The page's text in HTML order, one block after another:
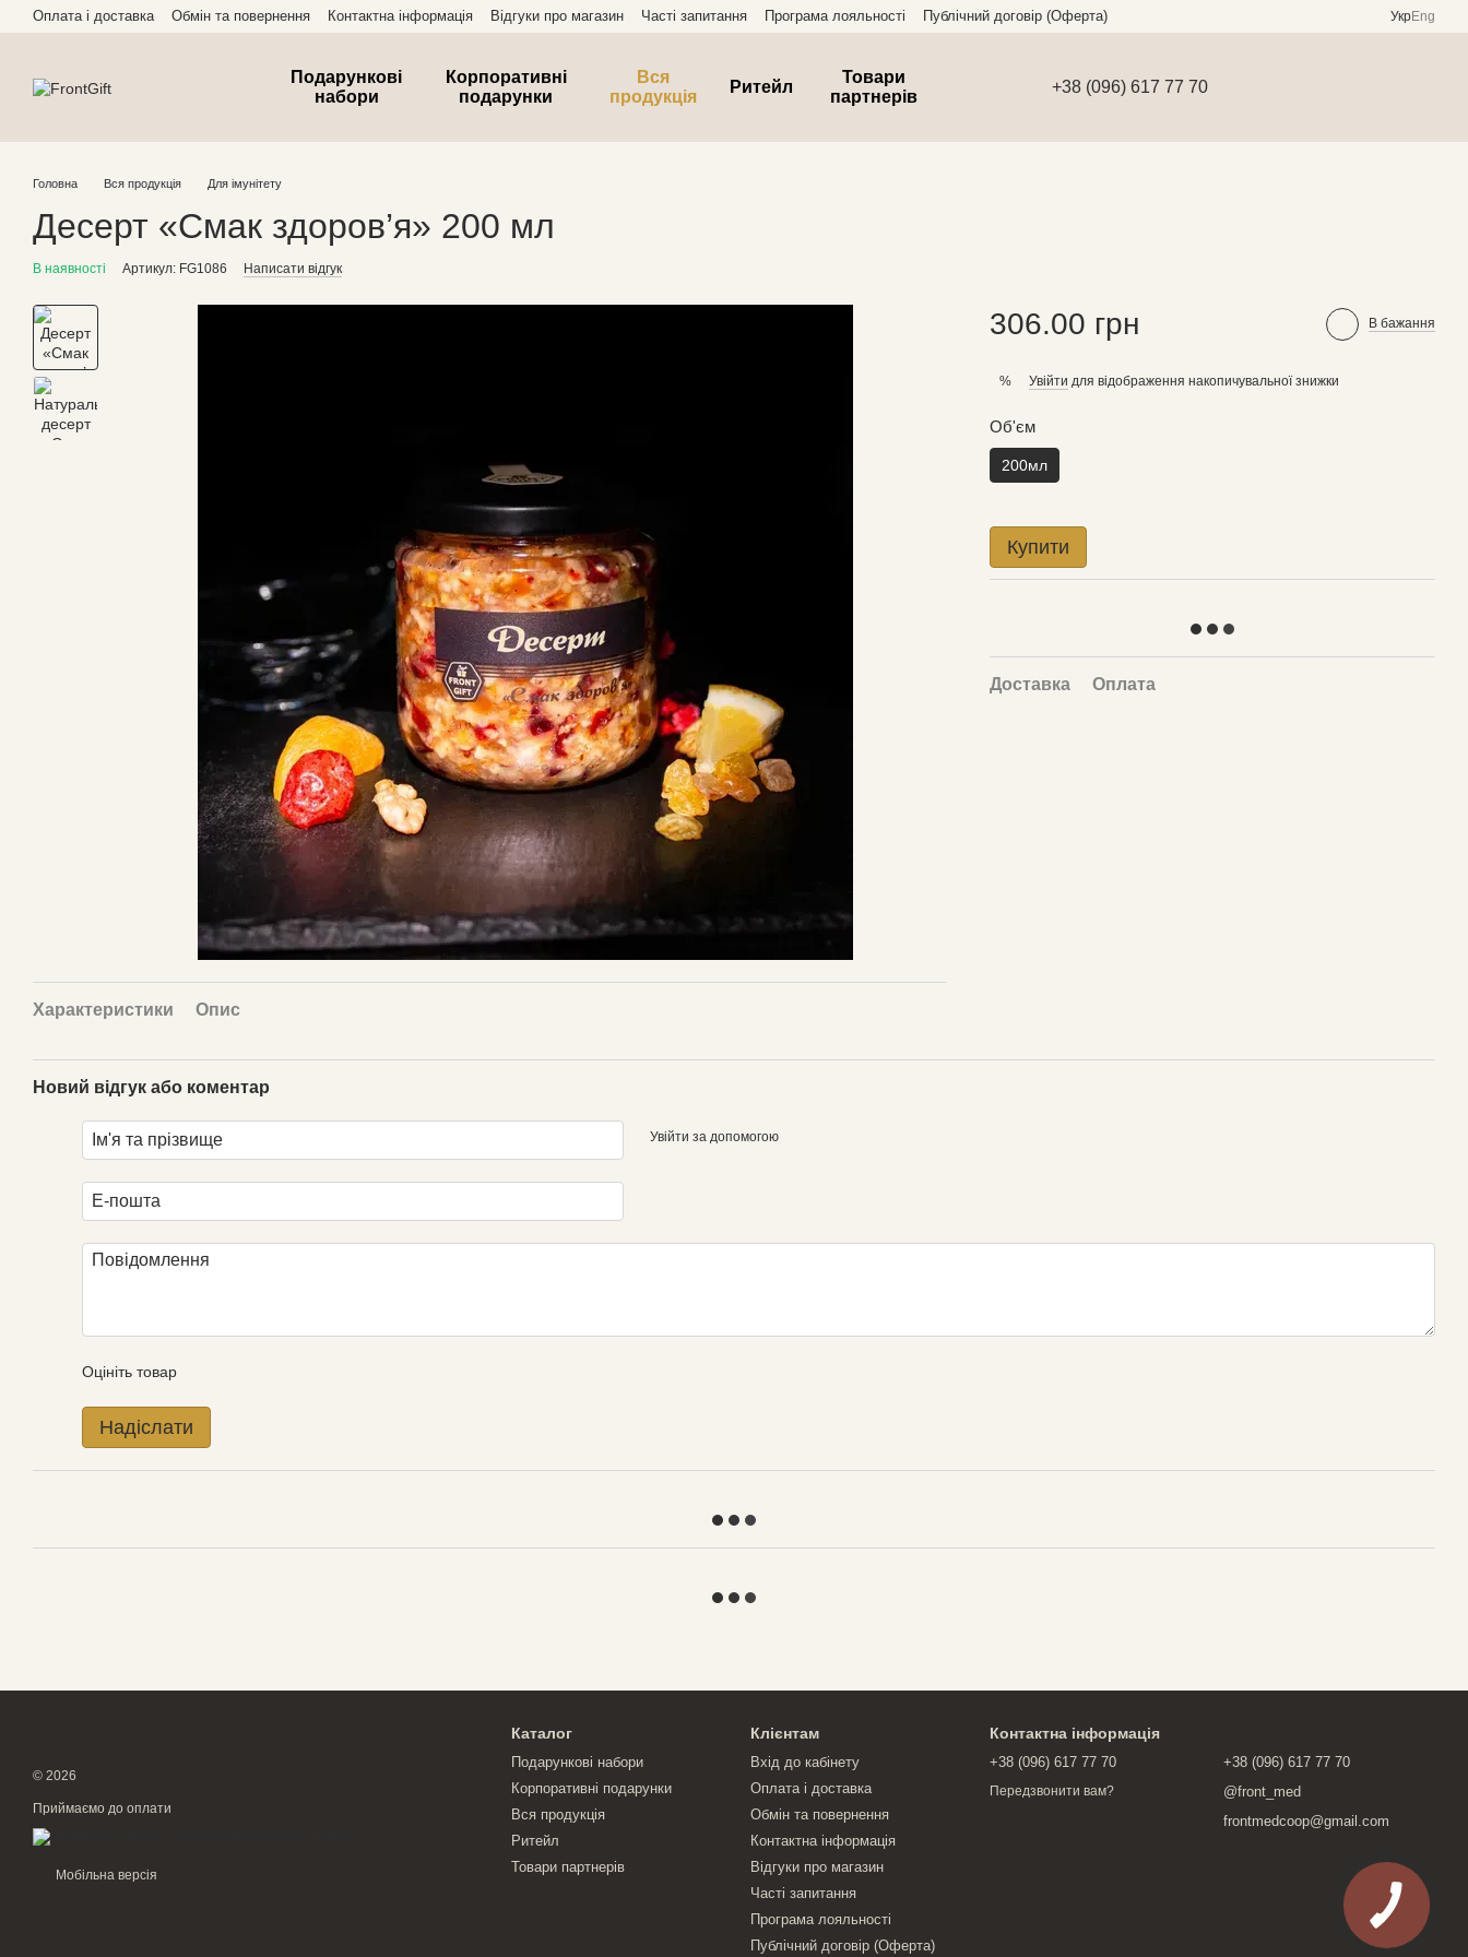
Перейти до основного контенту
Оплата і доставка Обмін та повернення Контактна інформація Відгуки про магазин Часті запитання Програма лояльності Публічний договір (Оферта) УкрEng
Подарункові
набори
Корпоративні
подарунки
Вся
продукція
Ритейл
Товари
партнерів
+38 (096) 617 77 70
Головна Вся продукція Для імунітету
Десерт «Смак здоров’я» 200 мл
В наявності Артикул: FG1086 Написати відгук
Характеристики Опис
306.00 грн В бажання
% Увійти для відображення накопичувальної знижки
Об'єм
200мл
Купити
Доставка Оплата
Новий відгук або коментар
Увійти за допомогою
Оцініть товар
Надіслати
© 2026
Приймаємо до оплати
Мобільна версія
Каталог
Подарункові набори
Корпоративні подарунки
Вся продукція
Ритейл
Товари партнерів
Клієнтам
Вхід до кабінету
Оплата і доставка
Обмін та повернення
Контактна інформація
Відгуки про магазин
Часті запитання
Програма лояльності
Публічний договір (Оферта)
Контактна інформація
+38 (096) 617 77 70
Передзвонити вам?
+38 (096) 617 77 70
@front_med
frontmedcoop@gmail.com